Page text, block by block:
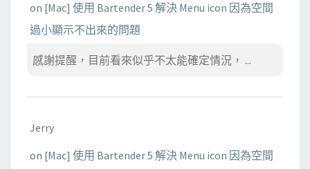
on [Mac] 使用 Bartender 5 解決 Menu icon 因為空間
過小顯示不出來的問題
感謝提醒，目前看來似乎不太能確定情況， ...
Jerry
on [Mac] 使用 Bartender 5 解決 Menu icon 因為空間